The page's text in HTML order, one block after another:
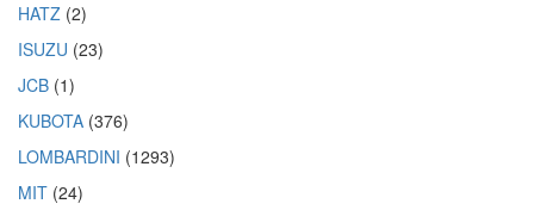
HATZ (2)
ISUZU (23)
JCB (1)
KUBOTA (376)
LOMBARDINI (1293)
MIT (24)